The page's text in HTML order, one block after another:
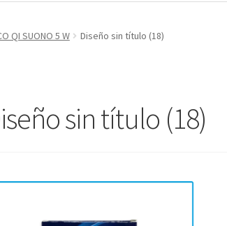
QI SUONO 5 W Diseño sin título (18)
sin título (18)